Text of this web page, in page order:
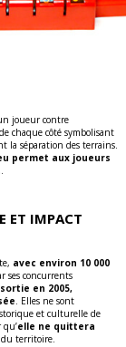
joueur contre
chaque côté symbolisant
la séparation des terrains.
permet aux joueurs
ET IMPACT
avec environ 10 000
ses concurrents
en 2005,
. Elles ne sont
et culturelle de
elle ne quittera
du territoire.